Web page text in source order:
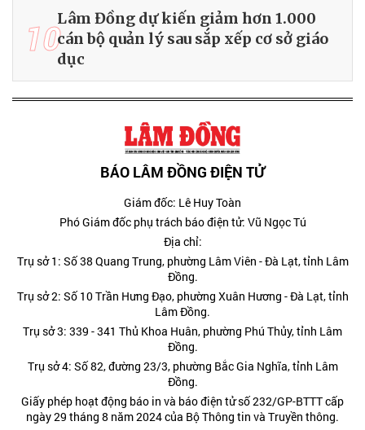
10Lâm Đồng dự kiến giảm hơn 1.000
cán bộ quản lý sau sắp xếp cơ sở giáo
dục
BÁO LÂM ĐỒNG ĐIỆN TỬ
Giám đốc: Lê Huy Toàn
Phó Giám đốc phụ trách báo điện tử: Vũ Ngọc Tú
Địa chỉ:
Trụ sở 1: Số 38 Quang Trung, phường Lâm Viên - Đà Lạt, tỉnh Lâm
Đồng.
Trụ sở 2: Số 10 Trần Hưng Đạo, phường Xuân Hương - Đà Lạt, tỉnh
Lâm Đồng.
Trụ sở 3: 339 - 341 Thủ Khoa Huân, phường Phú Thủy, tỉnh Lâm
Đồng.
Trụ sở 4: Số 82, đường 23/3, phường Bắc Gia Nghĩa, tỉnh Lâm
Đồng.
Giấy phép hoạt động báo in và báo điện tử số 232/GP-BTTT cấp
ngày 29 tháng 8 năm 2024 của Bộ Thông tin và Truyền thông.